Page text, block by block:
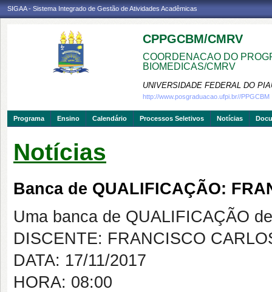
SIGAA - Sistema Integrado de Gestão de Atividades Acadêmicas
CPPGCBM/CMRV
COORDENACAO DO
BIOMEDICAS/CMRV
UNIVERSIDADE FEDERAL DO
http://www.posgraduacao.ufpi.br//PPGCBM
Programa Ensino Calendário Processos Seletivos Notícias
Notícias
Banca de QUALIFICAÇÃO:
Uma banca de QUALIFICAÇÃO
DISCENTE: FRANCISCO
DATA: 17/11/2017
HORA: 08:00